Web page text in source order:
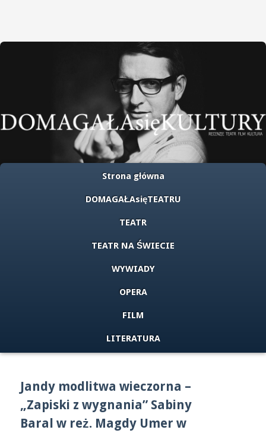
Strona główna
DOMAGAŁAsięTEATRU
TEATR
TEATR NA ŚWIECIE
WYWIADY
OPERA
FILM
LITERATURA
Jandy modlitwa wieczorna –
„Zapiski z wygnania” Sabiny
Baral w reż. Magdy Umer w